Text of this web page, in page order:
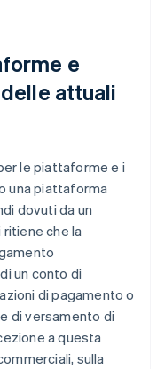
e
attuali
le piattaforme e i
una piattaforma
dovuti da un
che la
un conto di
di pagamento o
di versamento di
a questa
sulla